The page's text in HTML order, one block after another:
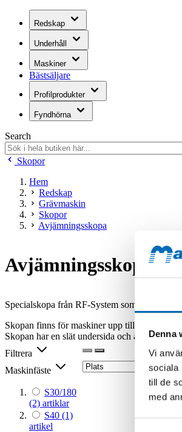
Denna
Vi
sociala
till de
med
Redskap
Underhåll
Maskiner
Bästsäljare
Profilprodukter
Fyndhörna
Search
Skopor
Hem
Redskap
Grävmaskin
Skopor
Avjämningsskopa
Avjämningsskopa
Specialskopa från RF-System som
Skopan finns för maskiner upp till 6 ton.
Skopan har en slät undersida och avjämnar
Filtrera
Maskinfäste
S30/180
(2) artiklar
S40 (1)
artikel